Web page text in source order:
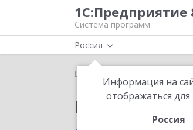
1С:Предприятие
Система программ
Россия
Информация на
отображаться для
Россия
Главная
Партнеры